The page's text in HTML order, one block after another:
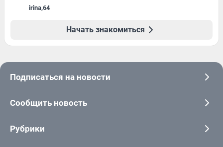
irina,64
Начать знакомиться
Подписаться на новости
Сообщить новость
Рубрики